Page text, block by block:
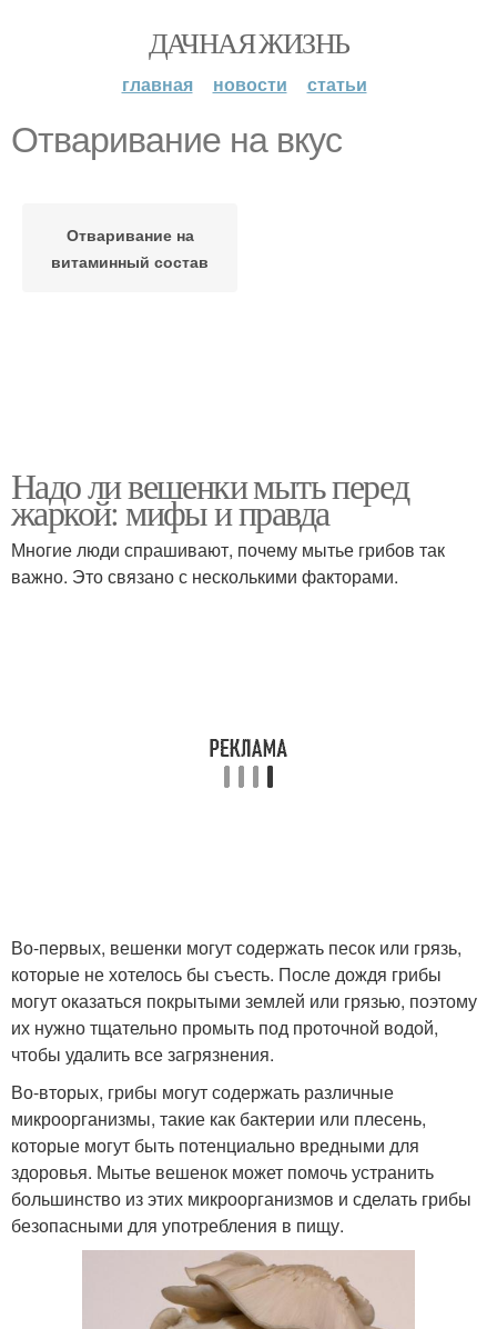
ДАЧНАЯ ЖИЗНЬ
главная новости статьи
Отваривание на вкус
Отваривание на
витаминный состав
Надо ли вешенки мыть перед
жаркой: мифы и правда
Многие люди спрашивают, почему мытье грибов так
важно. Это связано с несколькими факторами.
Во-первых, вешенки могут содержать песок или грязь,
которые не хотелось бы съесть. После дождя грибы
могут оказаться покрытыми землей или грязью, поэтому
их нужно тщательно промыть под проточной водой,
чтобы удалить все загрязнения.
Во-вторых, грибы могут содержать различные
микроорганизмы, такие как бактерии или плесень,
которые могут быть потенциально вредными для
здоровья. Мытье вешенок может помочь устранить
большинство из этих микроорганизмов и сделать грибы
безопасными для употребления в пищу.